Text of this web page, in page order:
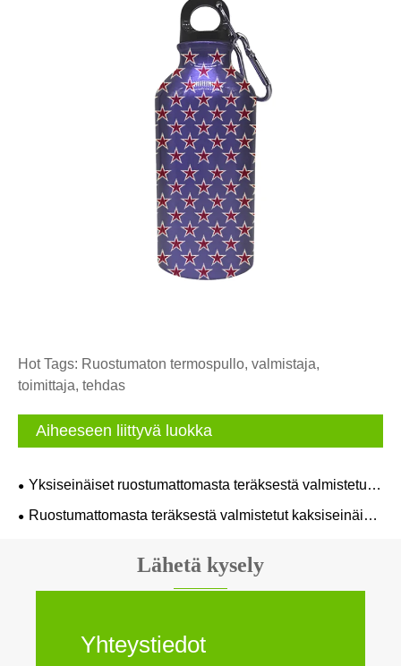
Hot Tags: Ruostumaton termospullo, valmistaja,
toimittaja, tehdas
Aiheeseen liittyvä luokka
Yksiseinäiset ruostumattomasta teräksestä valmistetut
vesipullot
Ruostumattomasta teräksestä valmistetut kaksiseinäiset
Lähetä kysely
Yhteystiedot